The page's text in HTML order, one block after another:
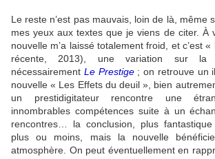
Le reste n’est pas mauvais, loin de là, même
mes yeux aux textes que je viens de citer. À
nouvelle m’a laissé totalement froid, et c’est
récente, 2013), une variation sur la
nécessairement Le Prestige; on retrouve un
nouvelle « Les Effets du deuil », bien
un prestidigitateur rencontre une
innombrables compétences suite à un
rencontres… la conclusion, plus
plus ou moins, mais la nouvelle
atmosphère. On peut éventuellement en